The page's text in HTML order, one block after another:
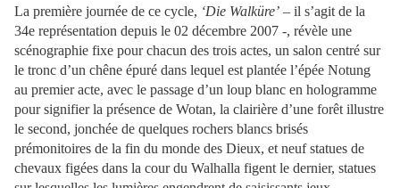
La première journée de ce cycle, ‘Die Walküre’ – il s’agit de la
34e représentation depuis le 02 décembre 2007 -, révèle une
scénographie fixe pour chacun des trois actes, un salon centré sur
le tronc d’un chêne épuré dans lequel est plantée l’épée Notung
au premier acte, avec le passage d’un loup blanc en hologramme
pour signifier la présence de Wotan, la clairière d’une forêt illustre
le second, jonchée de quelques rochers blancs brisés
prémonitoires de la fin du monde des Dieux, et neuf statues de
chevaux figées dans la cour du Walhalla figent le dernier, statues